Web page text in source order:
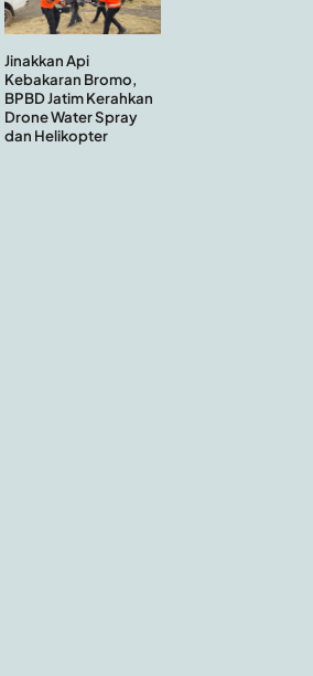
Jinakkan Api
Kebakaran Bromo,
BPBD Jatim Kerahkan
Drone Water Spray
dan Helikopter